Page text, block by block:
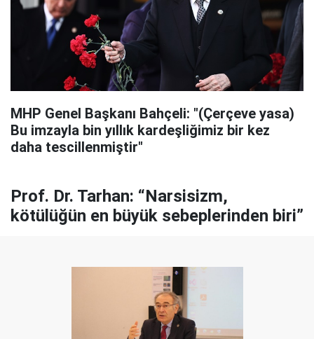
MHP Genel Başkanı Bahçeli: "(Çerçeve yasa)
Bu imzayla bin yıllık kardeşliğimiz bir kez
daha tescillenmiştir"
Prof. Dr. Tarhan: “Narsisizm,
kötülüğün en büyük sebeplerinden biri”